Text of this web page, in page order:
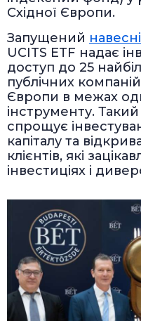
Східної Європи.
Запущений
UCITS ETF надає
доступ до 25
публічних
Європи в межах
інструменту.
спрощує
капіталу та
клієнтів, які
інвестиціях і